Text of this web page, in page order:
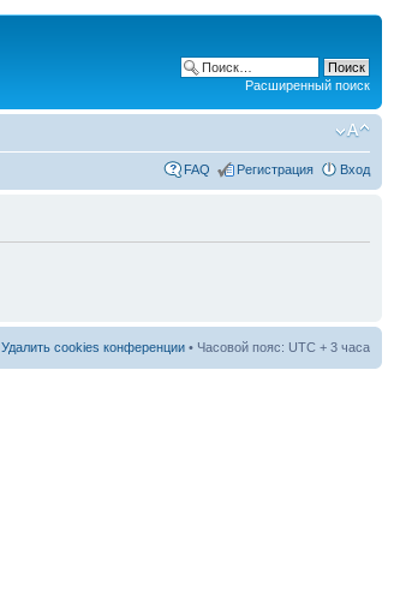
Расширенный поиск
FAQ Регистрация Вход
Удалить cookies конференции • Часовой пояс: UTC + 3 часа